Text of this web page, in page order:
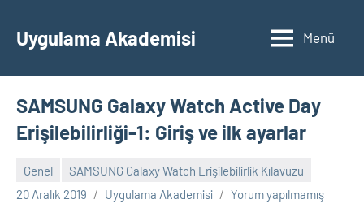
geçUygulama Akademisi Menü
SAMSUNG Galaxy Watch Active Day
Erişilebilirliği-1: Giriş ve ilk ayarlar
Genel
SAMSUNG Galaxy Watch Erişilebilirlik Kılavuzu
20 Aralık 2019
Uygulama Akademisi Yorum yapılmamış